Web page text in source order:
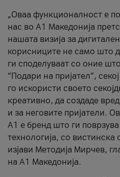
„Оваа функционалност е
нас во А1 Македонија
нашата визија за
корисниците не само што
ги споделуваат со оние
“Подари на пријател”,
го искористи своето
креативно, да создаде
и за неговите пријатели.
А1 е бренд што ги поврзува
технологија, со вистинска
изјави Методија Мирчев,
на А1 Македонија.